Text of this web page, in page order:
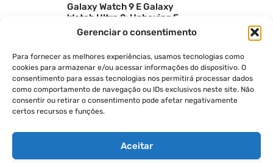
Gerenciar o consentimento
Para fornecer as melhores experiências, usamos tecnologias como
cookies para armazenar e/ou acessar informações do dispositivo. O
consentimento para essas tecnologias nos permitirá processar dados
como comportamento de navegação ou IDs exclusivos neste site. Não
consentir ou retirar o consentimento pode afetar negativamente
certos recursos e funções.
Aceitar
Galaxy Watch 9 E Galaxy
Watch Ultra 2: Unboxing E
Preço No Brasil
Reviews Do YouTube Sao
Confiaveis? A Verdade Nao
E Tao Simples
TENDÊNCIAS TECH
Por Que Eu Deveria
Escolher Um Notebook